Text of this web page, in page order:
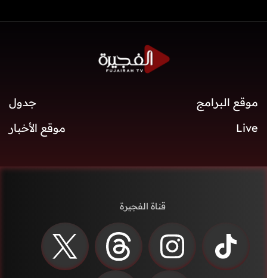
موقع البرامج
جدول
Live
موقع الأخبار
قناة الفجيرة